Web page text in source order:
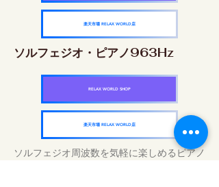
楽天市場 RELAX WORLD店
ソルフェジオ・ピアノ963Hz
RELAX WORLD SHOP
楽天市場 RELAX WORLD店
ソルフェジオ周波数を気軽に楽しめるピアノ